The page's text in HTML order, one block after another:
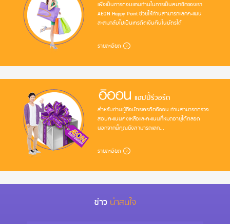
เพื่อเป็นการตอบแทนท่านในการเป็นสมาชิกของเรา
AEON Happy Point ช่วยให้ท่านสามารถแลกคะแนน
สะสมกลับไปเป็นเครดิตเงินคืนในบัตรได้
รายละเอียด
แฮปปี้รีวอร์ด
สำหรับท่านผู้ถือบัตรเครดิตอิออน ท่านสามารถตรวจ
สอบคะแนนคงเหลือและคะแนนที่หมดอายุได้ตลอด
นอกจากนี้คุณยังสามารถแลก...
รายละเอียด
ข่าวน่าสนใจ